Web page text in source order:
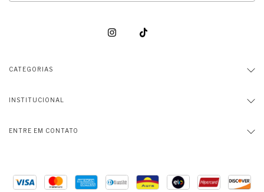
CATEGORIAS
INSTITUCIONAL
ENTRE EM CONTATO